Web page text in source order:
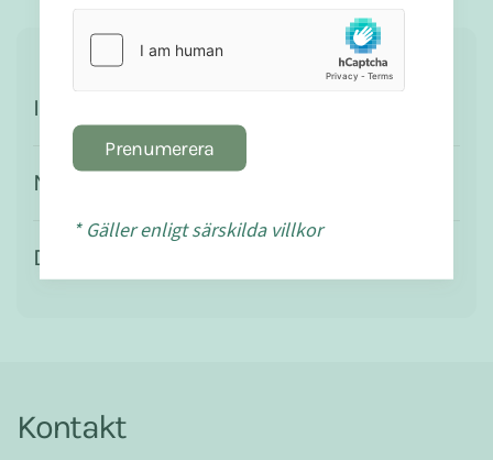
Ingredienser
Näringsvärde
Dosering
Kontakt
Prenumerera
* Gäller enligt särskilda villkor